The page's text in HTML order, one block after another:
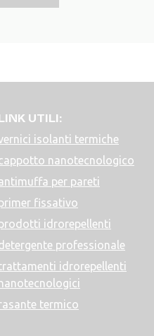
UTILI:
isolanti termiche
nanotecnologico
per pareti
fissativo
idrorepellenti
professionale
idrorepellenti
termico